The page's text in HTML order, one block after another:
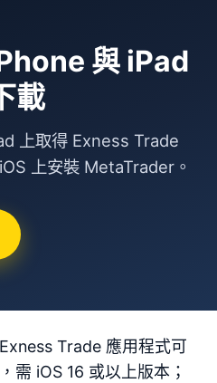
與 iPad
載
上取得 Exness Trade
上安裝 MetaTrader。
Trade 應用程式可
需 iOS 16 或以上版本；